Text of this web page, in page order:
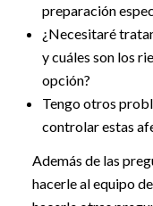
preparación
¿Necesitaré
y cuáles son los
opción?
Tengo otros
controlar estas
Además de las
hacerle al equipo